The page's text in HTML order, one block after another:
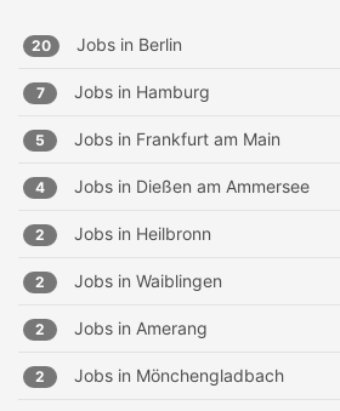
20 Jobs in Berlin
7 Jobs in Hamburg
5 Jobs in Frankfurt am Main
4 Jobs in Dießen am Ammersee
2 Jobs in Heilbronn
2 Jobs in Waiblingen
2 Jobs in Amerang
2 Jobs in Mönchengladbach